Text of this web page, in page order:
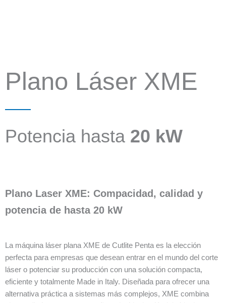
Plano Láser XME
Potencia hasta 20 kW
Plano Laser XME: Compacidad, calidad y
potencia de hasta 20 kW
La máquina láser plana XME de Cutlite Penta es la elección
perfecta para empresas que desean entrar en el mundo del corte
láser o potenciar su producción con una solución compacta,
eficiente y totalmente Made in Italy. Diseñada para ofrecer una
alternativa práctica a sistemas más complejos, XME combina